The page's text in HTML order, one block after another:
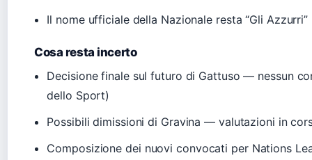
Il nome ufficiale della Nazionale resta “Gli Azzurri”
Cosa resta incerto
Decisione finale sul futuro di Gattuso — nessun
dello Sport)
Possibili dimissioni di Gravina — valutazioni in
Composizione dei nuovi convocati per Nations